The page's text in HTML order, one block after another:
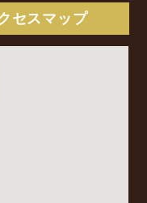
セスマップ